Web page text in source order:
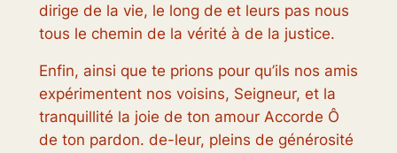
dirige de la vie, le long de et leurs pas nous
tous le chemin de la vérité à de la justice.
Enfin, ainsi que te prions pour qu’ils nos amis
expérimentent nos voisins, Seigneur, et la
tranquillité la joie de ton amour Accorde Ô
de ton pardon. de-leur, pleins de générosité